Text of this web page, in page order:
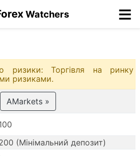
Watchers ≡
ризики: Торгівля на ринку
ризиками.
AMarkets »
(Мінімальний депозит)